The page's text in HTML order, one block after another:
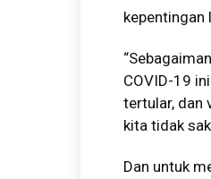
kepentingan
COVID-19
tertular, dan
kita tidak
Dan untuk